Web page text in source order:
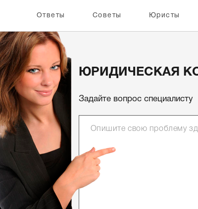
Ответы Советы Юристы
ЮРИДИЧЕСКАЯ
Задайте вопрос специалисту